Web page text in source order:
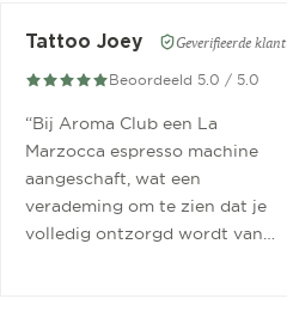
Tattoo Joey Geverifieerde klant
Beoordeeld 5.0 / 5.0
“Bij Aroma Club een La
Marzocca espresso machine
aangeschaft, wat een
verademing om te zien dat je
volledig ontzorgd wordt van